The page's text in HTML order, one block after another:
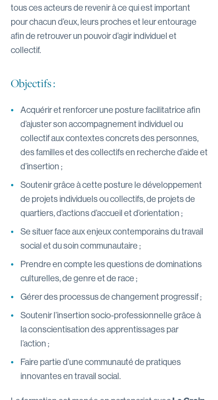
tous ces acteurs de revenir à ce qui est important
pour chacun d’eux, leurs proches et leur entourage
afin de retrouver un pouvoir d’agir individuel et
collectif.
Objectifs :
Acquérir et renforcer une posture facilitatrice afin
d’ajuster son accompagnement individuel ou
collectif aux contextes concrets des personnes,
des familles et des collectifs en recherche d’aide et
d’insertion ;
Soutenir grâce à cette posture le développement
de projets individuels ou collectifs, de projets de
quartiers, d’actions d’accueil et d’orientation ;
Se situer face aux enjeux contemporains du travail
social et du soin communautaire ;
Prendre en compte les questions de dominations
culturelles, de genre et de race ;
Gérer des processus de changement progressif ;
Soutenir l’insertion socio-professionnelle grâce à
la conscientisation des apprentissages par
l’action ;
Faire partie d’une communauté de pratiques
innovantes en travail social.